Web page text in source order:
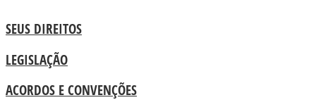
SEUS DIREITOS
LEGISLAÇÃO
ACORDOS E CONVENÇÕES